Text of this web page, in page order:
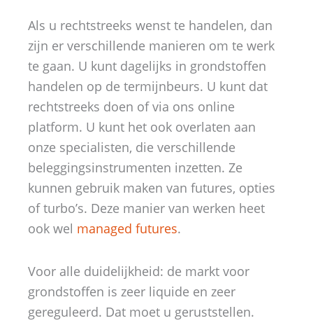
Als u rechtstreeks wenst te handelen, dan
zijn er verschillende manieren om te werk
te gaan. U kunt dagelijks in grondstoffen
handelen op de termijnbeurs. U kunt dat
rechtstreeks doen of via ons online
platform. U kunt het ook overlaten aan
onze specialisten, die verschillende
beleggingsinstrumenten inzetten. Ze
kunnen gebruik maken van futures, opties
of turbo’s. Deze manier van werken heet
ook wel managed futures.
Voor alle duidelijkheid: de markt voor
grondstoffen is zeer liquide en zeer
gereguleerd. Dat moet u geruststellen.